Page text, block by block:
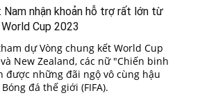
nhận khoản hỗ trợ rất lớn từ
Cup 2023
dự Vòng chung kết World Cup
New Zealand, các nữ "Chiến binh
được những đãi ngộ vô cùng hậu
đá thế giới (FIFA).